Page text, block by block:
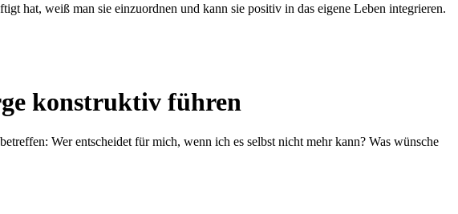
hat, weiß man sie einzuordnen und kann sie positiv in das eigene Leben integrieren.
konstruktiv führen
Wer entscheidet für mich, wenn ich es selbst nicht mehr kann? Was wünsche